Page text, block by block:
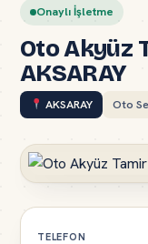
Onaylı İşletme
Oto Akyüz
AKSARAY
AKSARAY Oto
TELEFON